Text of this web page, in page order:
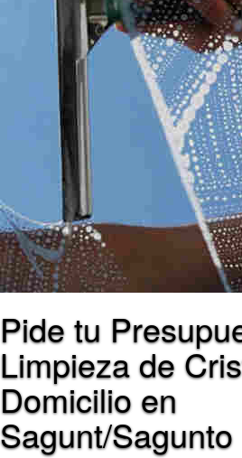
Pide tu
Limpieza de
Domicilio en
Sagunt/Sagunto